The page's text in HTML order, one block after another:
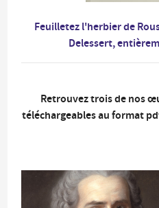
Feuilletez l'herbier de
Delessert,
Retrouvez trois de nos
téléchargeables au format